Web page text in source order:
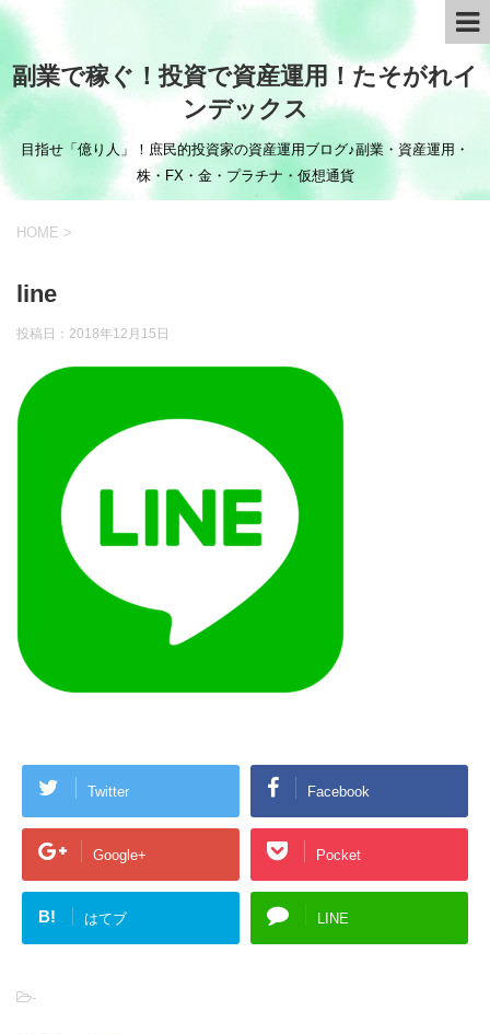
副業で稼ぐ！投資で資産運用！たそがれイ
ンデックス
目指せ「億り人」！庶民的投資家の資産運用ブログ♪副業・資産運用・
株・FX・金・プラチナ・仮想通貨
HOME >
line
投稿日： 2018年12月15日
Twitter Facebook
Google+ Pocket
B! はてブ LINE
-